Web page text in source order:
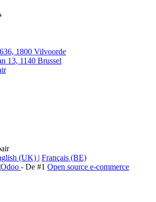
1800 Vilvoorde
13, 1140 Brussel
(UK) | Français (BE)
- De #1 Open source e-commerce